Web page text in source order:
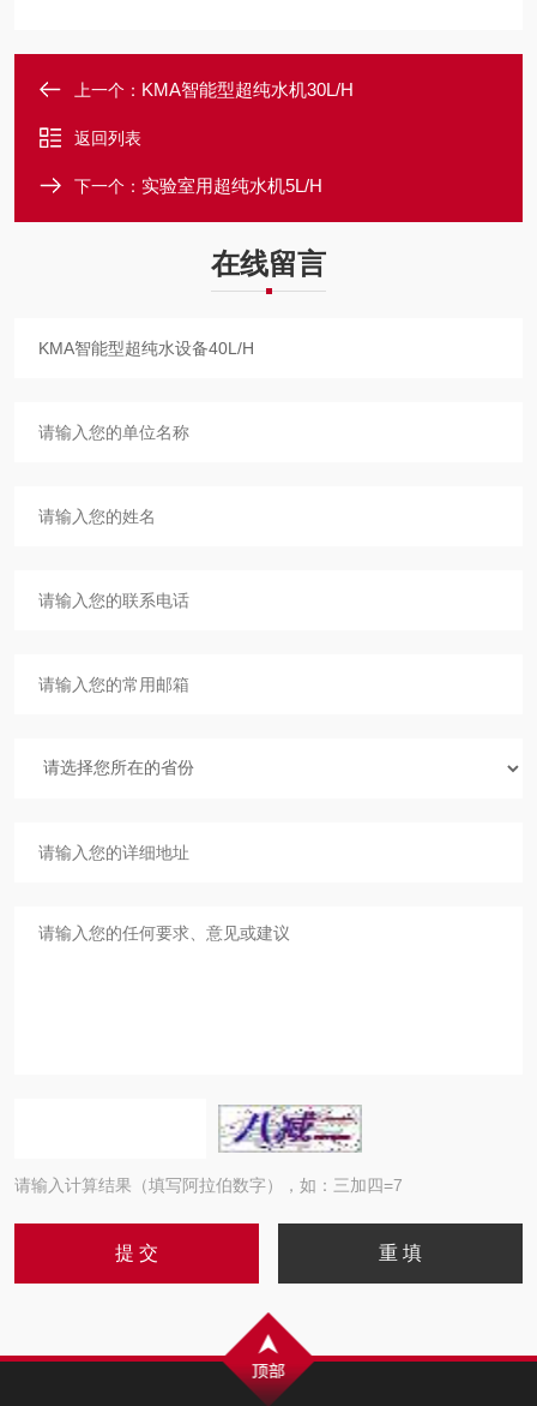
上一个： KMA智能型超纯水机30L/H
返回列表
下一个： 实验室用超纯水机5L/H
在线留言
请输入计算结果（填写阿拉伯数字），如：三加四=7